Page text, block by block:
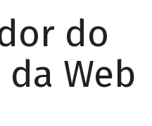
do
Web